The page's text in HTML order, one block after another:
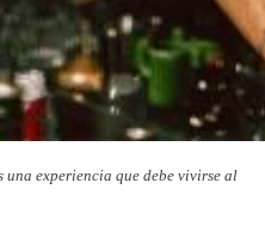
una experiencia que debe vivirse al